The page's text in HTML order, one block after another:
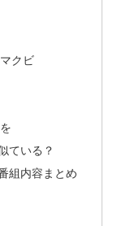
クビ
ている？
組内容まとめ